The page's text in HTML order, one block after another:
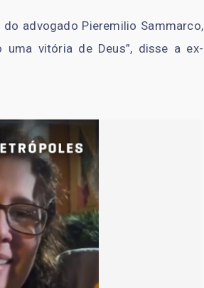
advogado Pieremilio Sammarco,
vitória de Deus”, disse a ex-